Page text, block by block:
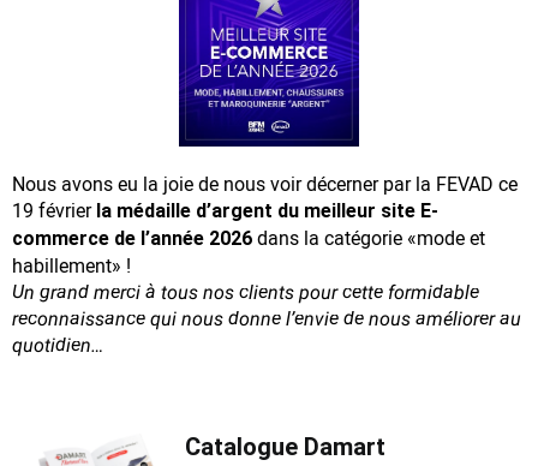
Nous avons eu la joie de nous voir décerner par la FEVAD ce
19 février la médaille d’argent du meilleur site E-
commerce de l’année 2026 dans la catégorie «mode et
habillement» !
Un grand merci à tous nos clients pour cette formidable
reconnaissancequi nous donne l’envie de nous améliorer au
quotidien…
Catalogue Damart